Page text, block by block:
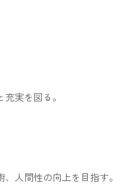
実を図る。
人間性の向上を目指す。